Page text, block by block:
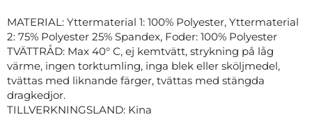
MATERIAL: Yttermaterial 1: 100% Polyester, Yttermaterial
2: 75% Polyester 25% Spandex, Foder: 100% Polyester
TVÄTTRÅD: Max 40° C, ej kemtvätt, strykning på låg
värme, ingen torktumling, inga blek eller sköljmedel,
tvättas med liknande färger, tvättas med stängda
dragkedjor.
TILLVERKNINGSLAND: Kina